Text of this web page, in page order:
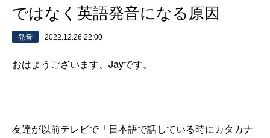
ではなく英語発音になる原因
発音 2022.12.26 22:00
おはようございます、Jayです。
友達が以前テレビで「日本語で話している時にカタカナ